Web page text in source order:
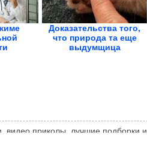
Доказательства того,
что природа та еще
выдумщица
видео приколы, лучшие подборки и